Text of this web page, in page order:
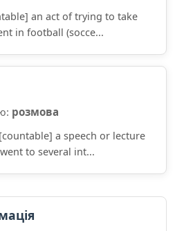
an act of trying to take
in football (socce...
розмова
a speech or lecture
to several int...